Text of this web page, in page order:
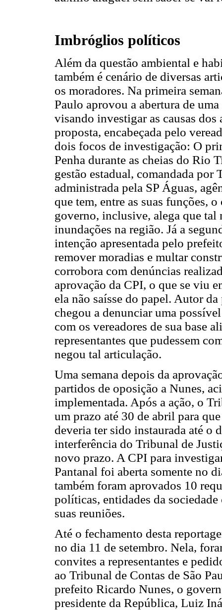
Imbróglios políticos
Além da questão ambiental e
também é cenário de diversas
os moradores. Na primeira
Paulo aprovou a abertura de
visando investigar as causas
proposta, encabeçada pelo
dois focos de investigação: O
Penha durante as cheias do Rio
gestão estadual, comandada por
administrada pela SP Águas,
que tem, entre as suas funções,
governo, inclusive, alega que tal
inundações na região. Já a
intenção apresentada pelo
remover moradias e multar
corrobora com denúncias
aprovação da CPI, o que se viu
ela não saísse do papel. Autor
chegou a denunciar uma
com os vereadores de sua base
representantes que pudessem
negou tal articulação.
Uma semana depois da
partidos de oposição a Nunes,
implementada. Após a ação, o
um prazo até 30 de abril para
deveria ter sido instaurada até o
interferência do Tribunal de
novo prazo. A CPI para
Pantanal foi aberta somente no
também foram aprovados 10
políticas, entidades da
suas reuniões.
Até o fechamento desta
no dia 11 de setembro. Nela,
convites a representantes e
ao Tribunal de Contas de São
prefeito Ricardo Nunes, o
presidente da República, Luiz